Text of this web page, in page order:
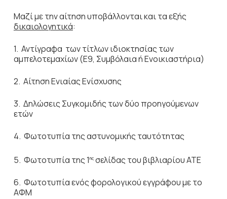
Μαζί με την αίτηση υποβάλλονται και τα εξής
δικαιολογητικά:
1. Αντίγραφα των τίτλων ιδιοκτησίας των
αμπελοτεμαχίων (Ε9, Συμβόλαια ή Ενοικιαστήρια)
2. Αίτηση Ενιαίας Ενίσχυσης
3. Δηλώσεις Συγκομιδής των δύο προηγούμενων
ετών
4. Φωτοτυπία της αστυνομικής ταυτότητας
5. Φωτοτυπία της 1ηςσελίδας του βιβλιαρίου ΑΤΕ
6. Φωτοτυπία ενός φορολογικού εγγράφου με το
ΑΦΜ